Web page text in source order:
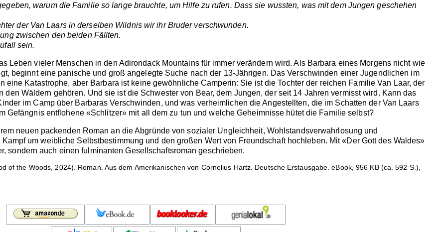
warum die Familie so lange brauchte, um Hilfe zu rufen. Dass sie wussten, was mit dem Jungen geschehen
der Van Laars in derselben Wildnis wir ihr Bruder verschwunden.
zwischen den beiden Fällten.
sein.
Leben vieler Menschen in den Adirondack Mountains für immer verändern wird. Als Barbara eines Morgens nicht wie
beginnt eine panische und groß angelegte Suche nach der 13-Jährigen. Das Verschwinden einer Jugendlichen im
eine Katastrophe, aber Barbara ist keine gewöhnliche Camperin: Sie ist die Tochter der reichen Familie Van Laar, der
den Wäldern gehören. Und sie ist die Schwester von Bear, dem Jungen, der seit 14 Jahren vermisst wird. Kann das
im Camp über Barbaras Verschwinden, und was verheimlichen die Angestellten, die im Schatten der Van Laars
Gefängnis entflohene «Schlitzer» mit all dem zu tun und welche Geheimnisse hütet die Familie selbst?
neuen packenden Roman an die Abgründe von sozialer Ungleichheit, Wohlstandsverwahrlosung und
um weibliche Selbstbestimmung und den großen Wert von Freundschaft hochleben. Mit «Der Gott des Waldes»
sondern auch einen fulminanten Gesellschaftsroman geschrieben.
of the Woods, 2024). Roman. Aus dem Amerikanischen von Cornelius Hartz. Deutsche Erstausgabe. eBook, 956 KB (ca. 592 S.),